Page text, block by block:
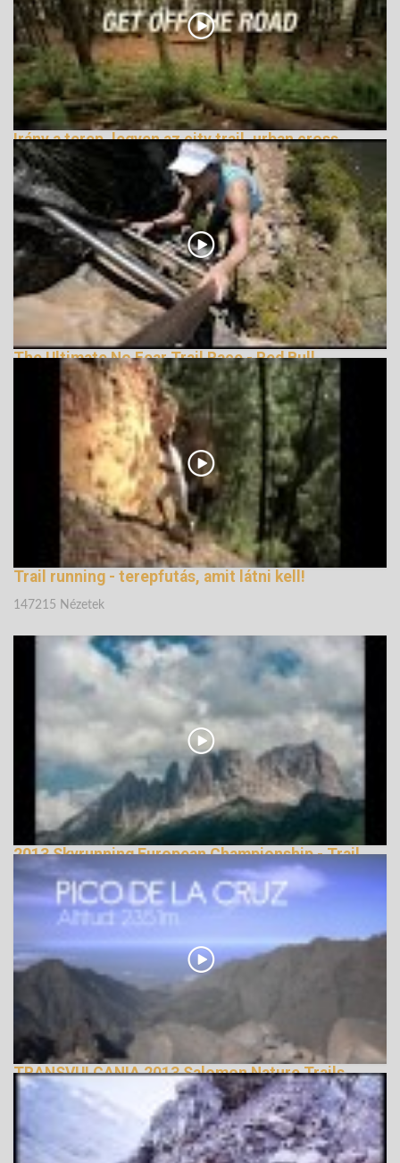
Irány a terep, legyen az city trail, urban cross
vagy terepfutás
162778 Nézetek
The Ultimate No Fear Trail Race - Red Bull
LionHeart
162048 Nézetek
Trail running - terepfutás, amit látni kell!
147215 Nézetek
2013 Skyrunning European Championship - Trail
Running
144840 Nézetek
TRANSVULCANIA 2013 Salomon Nature Trails
143012 Nézetek